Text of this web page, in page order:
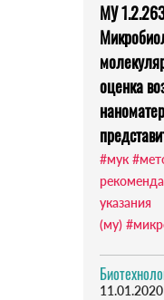
МУ
оценка
#мук
указания
(му)
11.01.2020